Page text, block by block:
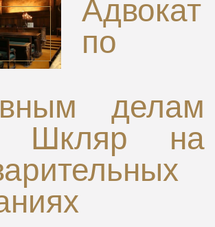
Адвокат
по
делам
Шкляр на